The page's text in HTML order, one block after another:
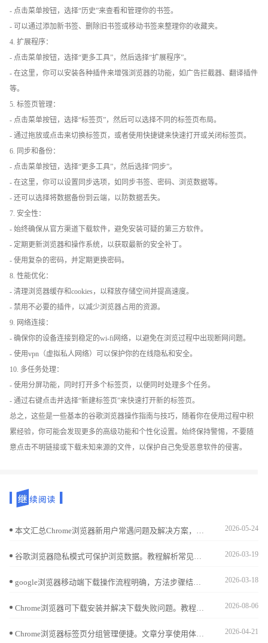
- 点击菜单按钮，选择“历史”来查看和管理你的书签。
- 可以通过添加新书签、删除旧书签或移动书签来整理你的收藏夹。
4. 扩展程序：
- 点击菜单按钮，选择“更多工具”，然后选择“扩展程序”。
- 在这里，你可以安装各种插件来增强浏览器的功能，如广告拦截器、翻译插件
等。
5. 标签页管理：
- 点击菜单按钮，选择“标签页”，然后可以选择不同的标签页布局。
- 通过拖放或点击来切换标签页，或者使用快捷键来快速打开或关闭标签页。
6. 同步和备份：
- 点击菜单按钮，选择“更多工具”，然后选择“同步”。
- 在这里，你可以设置同步选项，如同步书签、密码、浏览数据等。
- 还可以选择将数据备份到云端，以防数据丢失。
7. 安全性：
- 始终确保从官方渠道下载软件，避免安装可疑的第三方软件。
- 定期更新浏览器和操作系统，以获取最新的安全补丁。
- 使用复杂的密码，并定期更换密码。
8. 性能优化：
- 清理浏览器缓存和cookies，以释放存储空间并提高速度。
- 禁用不必要的插件，以减少浏览器占用的资源。
9. 网络连接：
- 确保你的设备连接到稳定的wi-fi网络，以避免在浏览过程中出现断网问题。
- 使用vpn（虚拟私人网络）可以保护你的在线隐私和安全。
10. 多任务处理：
- 使用分屏功能，同时打开多个标签页，以便同时处理多个任务。
- 通过右键点击并选择“新建标签页”来快速打开新的标签页。
总之，这些是一些基本的谷歌浏览器操作指南与技巧，随着你在使用过程中积
累经验，你可能会发现更多的高级功能和个性化设置。始终保持警惕，不要随
意点击不明链接或下载未知来源的文件，以保护自己免受恶意软件的侵害。
2026-05-24
2026-03-19
2026-03-18
2026-08-06
2026-04-21